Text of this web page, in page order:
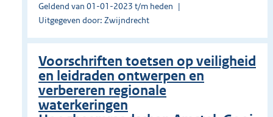
Geldend van 01-01-2023 t/m heden
Uitgegeven door: Zwijndrecht
Voorschriften toetsen op veiligheid
en leidraden ontwerpen en
verbereren regionale
waterkeringen